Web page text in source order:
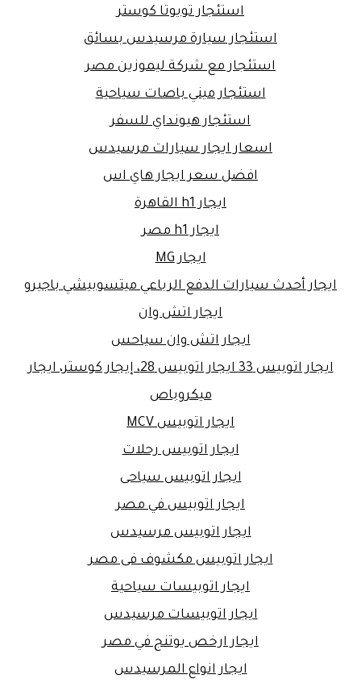
استئجار تويوتا كوستر
استئجار سيارة مرسيدس بسائق
استئجار مع شركة ليموزين مصر
استئجار ميني باصات سياحية
استئجار هيونداي للسفر
اسعار ايجار سيارات مرسيدس
افضل سعر ايجار هاي اس
ايجار h1 القاهرة
ايجار h1 مصر
ايجار MG
ايجار أحدث سيارات الدفع الرباعي ميتسوبيشي باجيرو
ايجار اتش وان
ايجار اتش وان سياحس
ايجار اتوبيس 33 ايجار اتوبيس 28، إيجار كوستر، ايجار
ميكروباص
ايجار اتوبيس MCV
ايجار اتوبيس رحلات
ايجار اتوبيس سياحى
ايجار اتوبيس في مصر
ايجار اتوبيس مرسيدس
ايجار اتوبيس مكشوف فى مصر
ايجار اتوبيسات سياحية
ايجار اتوبيسات مرسيدس
ايجار ارخص يوتنج في مصر
ايجار انواع المرسيدس